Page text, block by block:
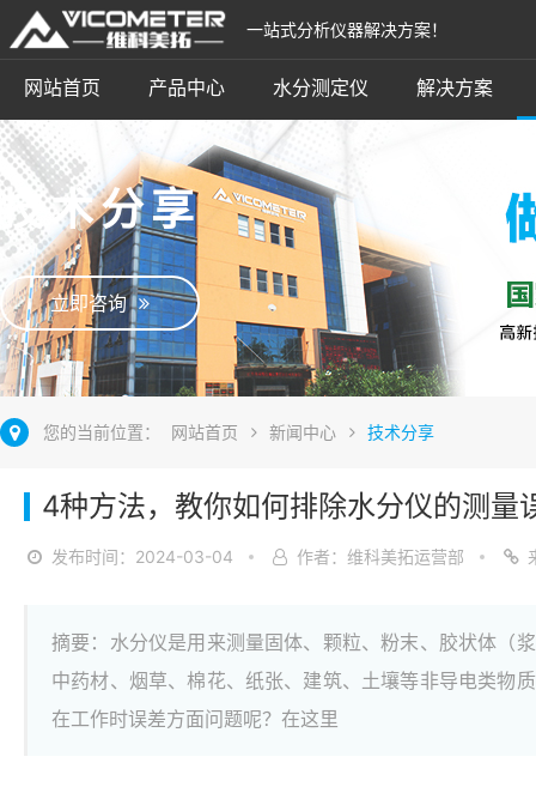
一站式分析仪器解决方案！
网站首页 产品中心 水分测定仪 解决方案
技术分享
立即咨询
您的当前位置： 网站首页 新闻中心 技术分享
4种方法，教你如何排除水分仪的测量
发布时间：2024-03-04 作者：维科美拓运营部
摘要：水分仪是用来测量固体、颗粒、粉末、胶状体（
中药材、烟草、棉花、纸张、建筑、土壤等非导电类物
在工作时误差方面问题呢？在这里